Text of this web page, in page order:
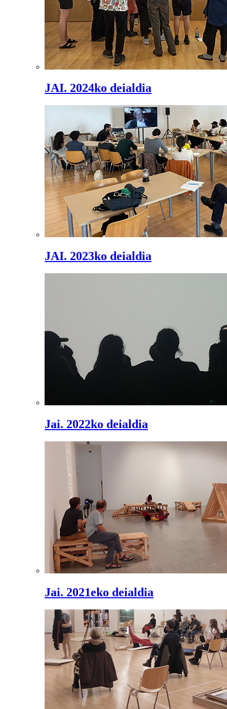
JAI. 2024ko deialdia
JAI. 2023ko deialdia
Jai. 2022ko deialdia
Jai. 2021eko deialdia